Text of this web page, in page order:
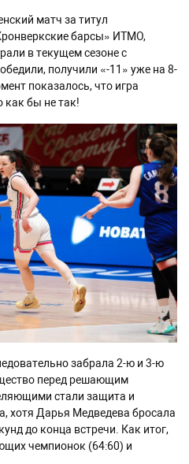
матч за титул
барсы» ИТМО,
в текущем сезоне с
получили «-11» уже на 8-
показалось, что игра
как бы не так!
забрала 2-ю и 3-ю
перед решающим
стали защита и
хотя Дарья Медведева бросала
до конца встречи. Как итог,
чемпионок (64:60) и